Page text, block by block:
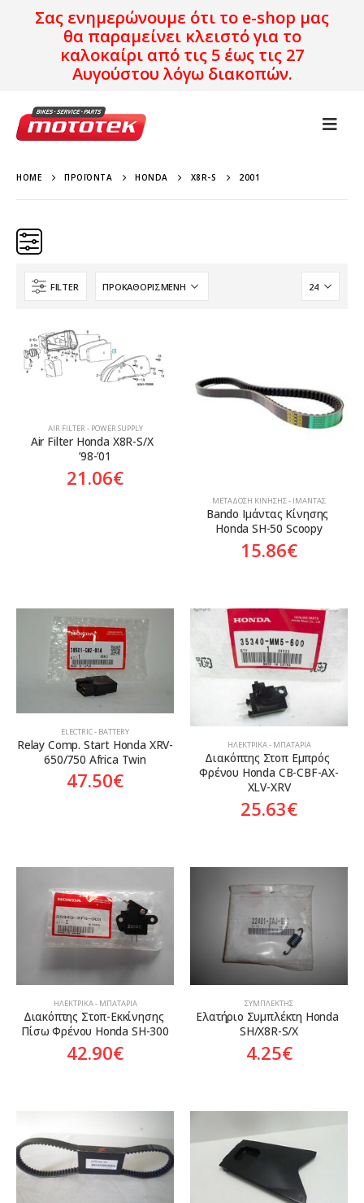
Σας ενημερώνουμε ότι το e-shop μας
θα παραμείνει κλειστό για το
καλοκαίρι από τις 5 έως τις 27
Αυγούστου λόγω διακοπών.
HOME ΠΡΟΪΌΝΤΑ HONDA X8R-S 2001
Κατηγορίες
Προϊόν Προέλευση
Aftermarket Genuine
FILTER
AIR FILTER - POWER SUPPLY
Air Filter Honda X8R-S/X
’98-’01
21.06€
ΜΕΤΆΔΟΣΗ ΚΊΝΗΣΗΣ - ΙΜΆΝΤΑΣ
Bando Ιμάντας Κίνησης
Honda SH-50 Scoopy
15.86€
ELECTRIC - BATTERY
Relay Comp. Start Honda XRV-
650/750 Africa Twin
47.50€
ΗΛΕΚΤΡΙΚΆ - ΜΠΑΤΑΡΊΑ
Διακόπτης Στoπ Εμπρός
Φρένου Honda CB-CBF-AX-
XLV-XRV
25.63€
ΗΛΕΚΤΡΙΚΆ - ΜΠΑΤΑΡΊΑ
Διακόπτης Στoπ-Εκκίνησης
Πίσω Φρένου Honda SH-300
42.90€
ΣΥΜΠΛΈΚΤΗΣ
Ελατήριο Συμπλέκτη Honda
SH/X8R-S/X
4.25€